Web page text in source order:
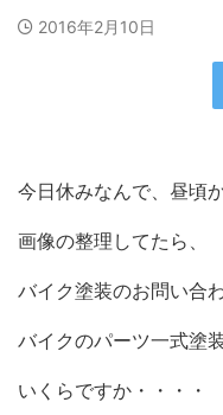
2016年2月10日
今日休みなんで、昼頃
画像の整理してたら、
バイク塗装のお問い合
バイクのパーツ一式塗
いくらですか・・・・